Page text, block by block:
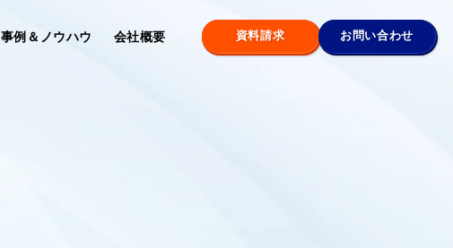
事例＆ノウハウ 会社概要 資料請求 お問い合わせ